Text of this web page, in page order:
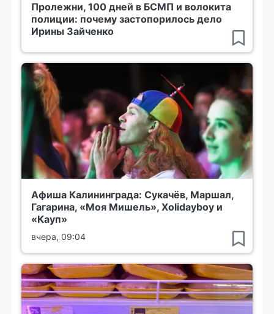
Пролежни, 100 дней в БСМП и волокита
полиции: почему застопорилось дело
Ирины Зайченко
Афиша Калининграда: Сукачёв, Маршал,
Гагарина, «Моя Мишель», Xolidayboy и
«Кауп»
вчера, 09:04